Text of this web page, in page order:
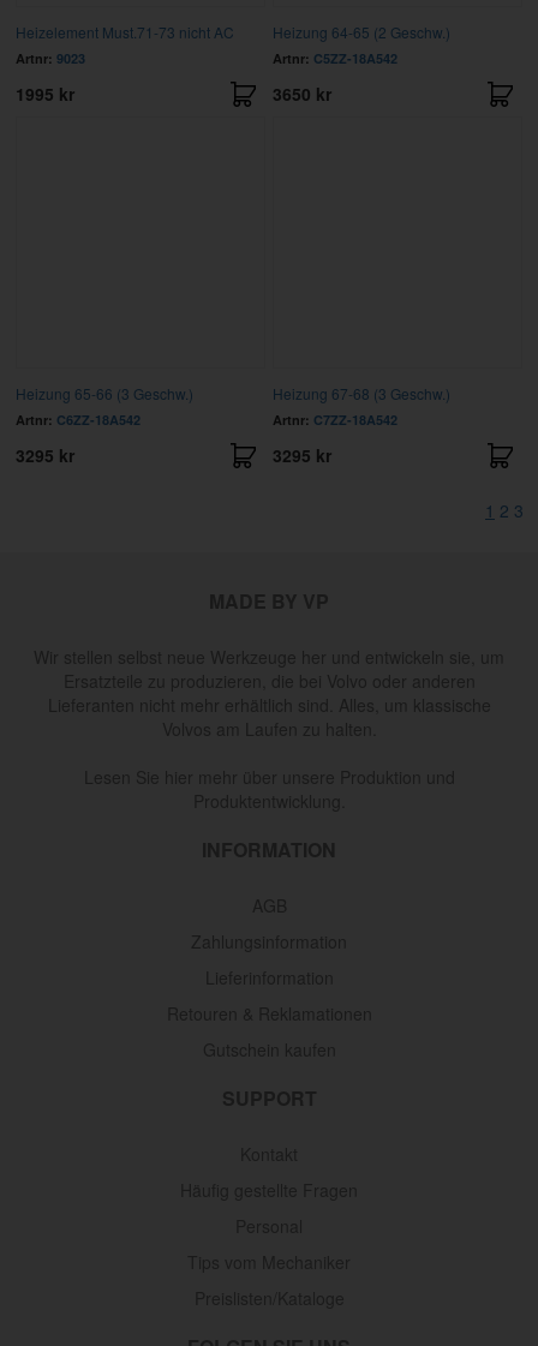
Heizelement Must.71-73 nicht AC
Artnr: 9023
1995 kr
Heizung 64-65 (2 Geschw.)
Artnr: C5ZZ-18A542
3650 kr
Heizung 65-66 (3 Geschw.)
Artnr: C6ZZ-18A542
3295 kr
Heizung 67-68 (3 Geschw.)
Artnr: C7ZZ-18A542
3295 kr
1 2 3